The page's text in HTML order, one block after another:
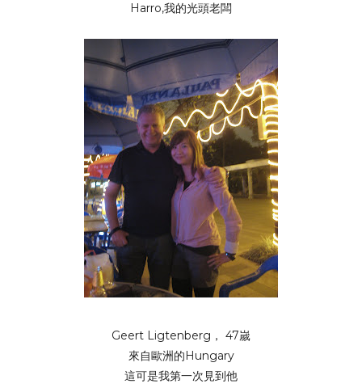
Harro,我的光頭老闆
Geert Ligtenberg， 47嵗
來自歐洲的Hungary
這可是我第一次見到他